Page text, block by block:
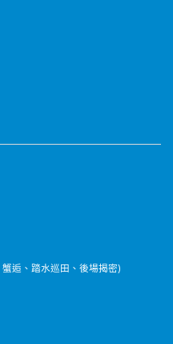
逅、踏水巡田、後場揭密)